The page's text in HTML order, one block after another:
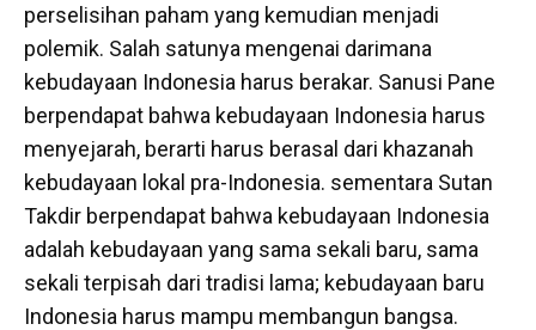
perselisihan paham yang kemudian menjadi
polemik. Salah satunya mengenai darimana
kebudayaan Indonesia harus berakar. Sanusi Pane
berpendapat bahwa kebudayaan Indonesia harus
menyejarah, berarti harus berasal dari khazanah
kebudayaan lokal pra-Indonesia. sementara Sutan
Takdir berpendapat bahwa kebudayaan Indonesia
adalah kebudayaan yang sama sekali baru, sama
sekali terpisah dari tradisi lama; kebudayaan baru
Indonesia harus mampu membangun bangsa.